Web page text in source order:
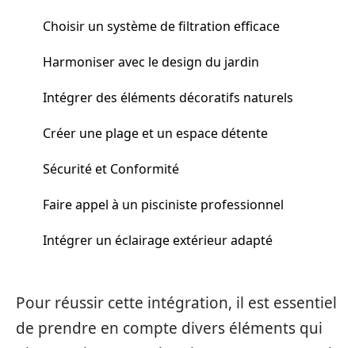
Choisir un système de filtration efficace
Harmoniser avec le design du jardin
Intégrer des éléments décoratifs naturels
Créer une plage et un espace détente
Sécurité et Conformité
Faire appel à un pisciniste professionnel
Intégrer un éclairage extérieur adapté
Pour réussir cette intégration, il est essentiel
de prendre en compte divers éléments qui